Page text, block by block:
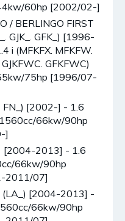
60hp [2002/02-]
/ BERLINGO FIRST
GJK_. GFK_) [1996-
i (MFKFX. MFKFW.
GFKFWC)
75hp [1996/07-
FN_) [2002-] - 1.6
66kw/90hp
]
[2004-2013] - 1.6
66kw/90hp
2011/07]
(LA_) [2004-2013] -
66kw/90hp